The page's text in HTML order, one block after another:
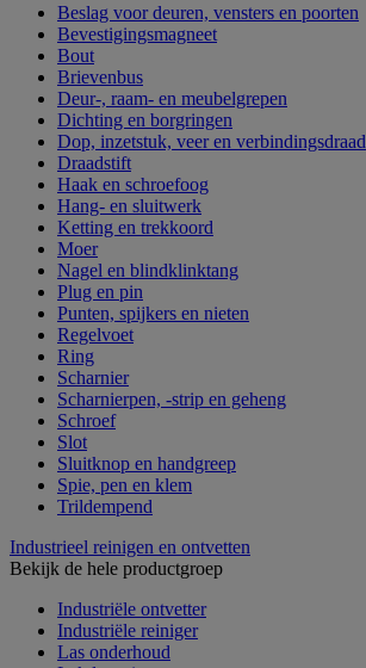
Beslag voor deuren, vensters en poorten
Bevestigingsmagneet
Bout
Brievenbus
Deur-, raam- en meubelgrepen
Dichting en borgringen
Dop, inzetstuk, veer en verbindingsdraad
Draadstift
Haak en schroefoog
Hang- en sluitwerk
Ketting en trekkoord
Moer
Nagel en blindklinktang
Plug en pin
Punten, spijkers en nieten
Regelvoet
Ring
Scharnier
Scharnierpen, -strip en geheng
Schroef
Slot
Sluitknop en handgreep
Spie, pen en klem
Trildempend
Industrieel reinigen en ontvetten
Bekijk de hele productgroep
Industriële ontvetter
Industriële reiniger
Las onderhoud